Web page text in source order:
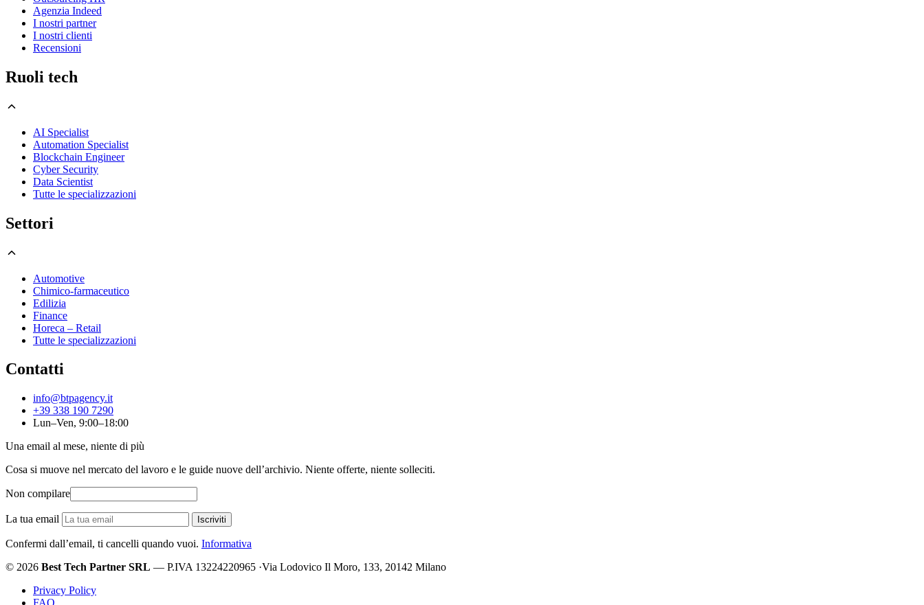
Agenzia Indeed
I nostri partner
I nostri clienti
Recensioni
Ruoli tech
AI Specialist
Automation Specialist
Blockchain Engineer
Cyber Security
Data Scientist
Tutte le specializzazioni
Settori
Automotive
Chimico-farmaceutico
Edilizia
Finance
Horeca – Retail
Tutte le specializzazioni
Contatti
info@btpagency.it
+39 338 190 7290
Lun–Ven, 9:00–18:00
Una email al mese, niente di più
Cosa si muove nel mercato del lavoro e le guide nuove dell’archivio. Niente offerte, niente solleciti.
Non compilare
La tua email Iscriviti
Confermi dall’email, ti cancelli quando vuoi. Informativa
© 2026 Best Tech Partner SRL — P.IVA 13224220965 ·Via Lodovico Il Moro, 133, 20142 Milano
Privacy Policy